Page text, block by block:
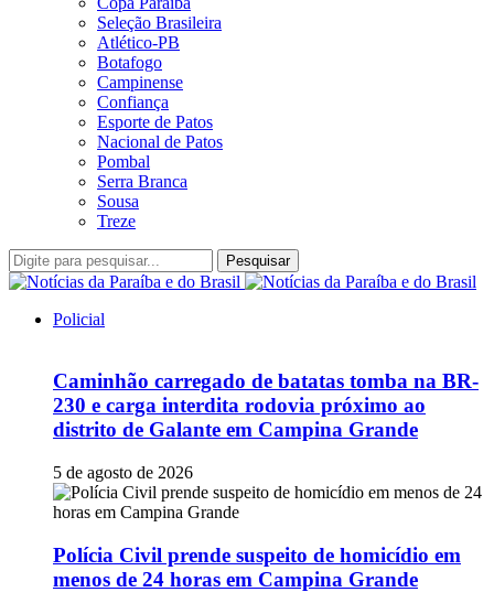
Seleção Brasileira
Atlético-PB
Botafogo
Campinense
Confiança
Esporte de Patos
Nacional de Patos
Pombal
Serra Branca
Sousa
Treze
Pesquisar
Policial
Caminhão carregado de batatas tomba na BR-
230 e carga interdita rodovia próximo ao
distrito de Galante em Campina Grande
5 de agosto de 2026
Polícia Civil prende suspeito de homicídio em
menos de 24 horas em Campina Grande